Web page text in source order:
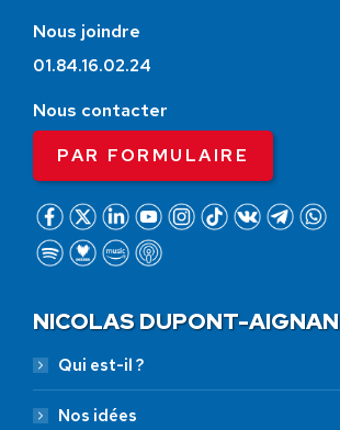
Nous joindre
01.84.16.02.24
Nous contacter
PAR FORMULAIRE
NICOLAS DUPONT-AIGNAN
Qui est-il ?
Nos idées